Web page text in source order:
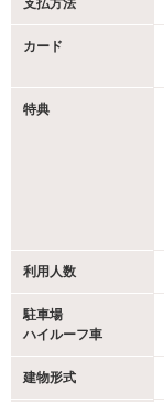
支払方法
カード
特典
利用人数
駐車場
ハイルーフ車
建物形式